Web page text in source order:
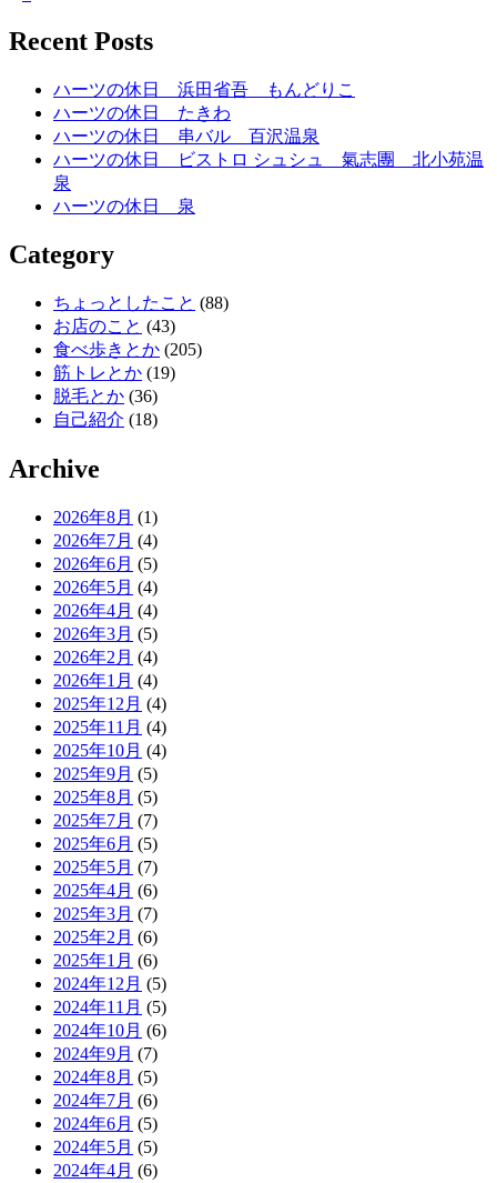
Recent Posts
ハーツの休日 浜田省吾 もんどりこ
ハーツの休日 たきわ
ハーツの休日 串バル 百沢温泉
ハーツの休日 ビストロ シュシュ 氣志團 北小苑温
泉
ハーツの休日 泉
Category
ちょっとしたこと (88)
お店のこと (43)
食べ歩きとか (205)
筋トレとか (19)
脱毛とか (36)
自己紹介 (18)
Archive
2026年8月 (1)
2026年7月 (4)
2026年6月 (5)
2026年5月 (4)
2026年4月 (4)
2026年3月 (5)
2026年2月 (4)
2026年1月 (4)
2025年12月 (4)
2025年11月 (4)
2025年10月 (4)
2025年9月 (5)
2025年8月 (5)
2025年7月 (7)
2025年6月 (5)
2025年5月 (7)
2025年4月 (6)
2025年3月 (7)
2025年2月 (6)
2025年1月 (6)
2024年12月 (5)
2024年11月 (5)
2024年10月 (6)
2024年9月 (7)
2024年8月 (5)
2024年7月 (6)
2024年6月 (5)
2024年5月 (5)
2024年4月 (6)